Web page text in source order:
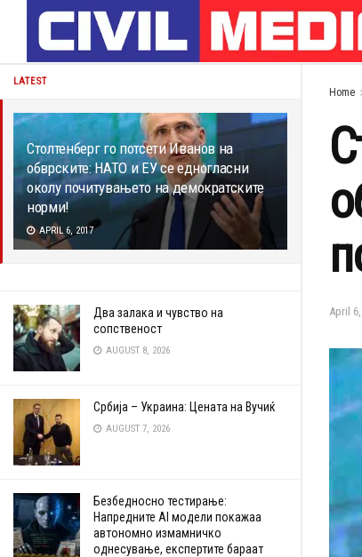
LATEST
Столтенберг го потсети Иванов на
обврските: НАТО и ЕУ се едногласни
околу почитувањето на демократските
норми!
APRIL 6, 2017
Два залaка и чувство на
сопственост
AUGUST 8, 2026
Србија – Украина: Цената на Вучиќ
AUGUST 7, 2026
Безбедносно тестирање:
Напредните AI модели покажаа
автономно измамничко
однесување, експертите бараат
Home
April